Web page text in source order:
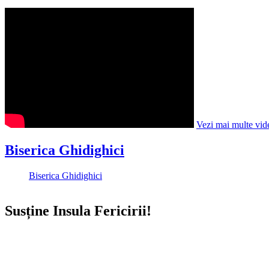
Vezi mai multe
Biserica Ghidighici
Biserica Ghidighici
Susține Insula Fericirii!